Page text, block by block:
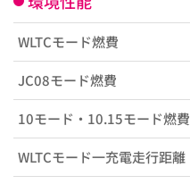
WLTCモード燃費
JC08モード燃費
10モード・10.15モード燃費
WLTCモード一充電走行距離